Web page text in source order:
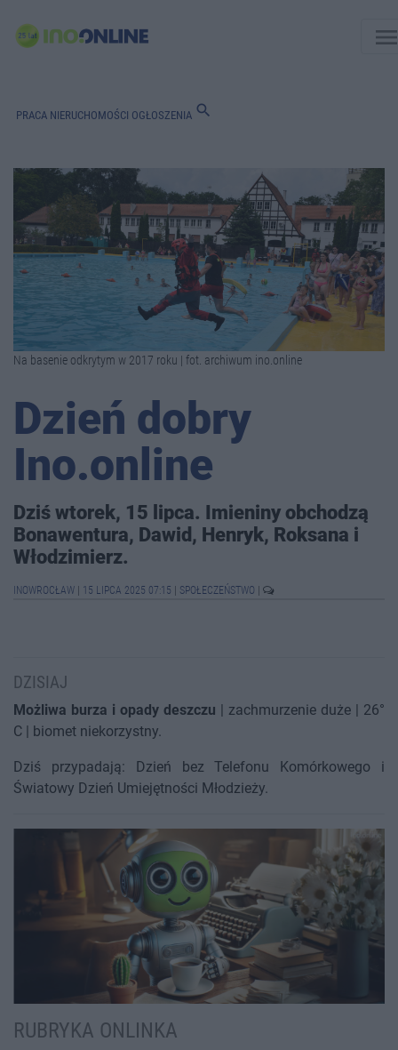
PRACA NIERUCHOMOŚCI OGŁOSZENIA search
Na basenie odkrytym w 2017 roku | fot. archiwum ino.online
Dzień dobry
Ino.online
Dziś wtorek, 15 lipca. Imieniny obchodzą
Bonawentura, Dawid, Henryk, Roksana i
Włodzimierz.
INOWROCŁAW 15 LIPCA 2025 07:15 SPOŁECZEŃSTWO
DZISIAJ
Możliwa burza i opady deszczu | zachmurzenie duże | 26°
C | biomet niekorzystny.
Dziś przypadają: Dzień bez Telefonu Komórkowego i
Światowy Dzień Umiejętności Młodzieży.
RUBRYKA ONLINKA